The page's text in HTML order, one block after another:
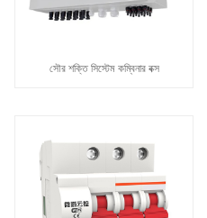
সৌর শক্তি সিস্টেম কম্বিনার বক্স